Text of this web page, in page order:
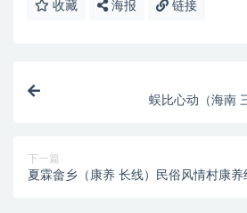
收藏 海报 链接
蜈比心动（海南
下一篇
夏霖畲乡（康养 长线）民俗风情村康养